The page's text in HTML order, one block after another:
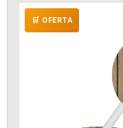
🛒 OFERTA